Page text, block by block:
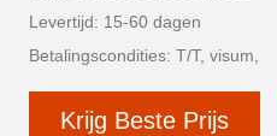
Levertijd: 15-60 dagen
Betalingscondities: T/T, visum,
Krijg Beste Prijs